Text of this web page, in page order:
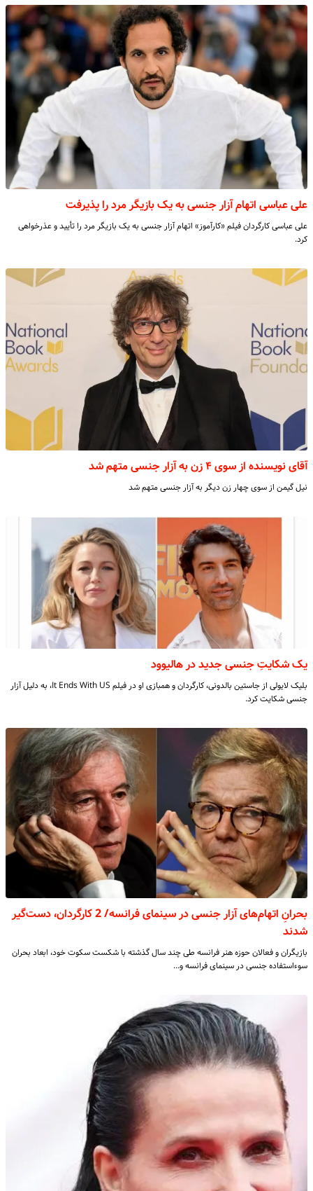
علی عباسی اتهام آزار جنسی به یک بازیگر مرد را پذیرفت
علی عباسی کارگردان فیلم «کارآموز» اتهام آزار جنسی به یک بازیگر مرد را تأیید و عذرخواهی
کرد.
آقای نویسنده از سوی ۴ زن به آزار جنسی متهم شد
نیل گیمن از سوی چهار زن دیگر به آزار جنسی متهم شد
یک شکایتِ جنسی جدید در هالیوود
بلیک لایولی از جاستین بالدونی، کارگردان و همبازی او در فیلم It Ends With US، به دلیل آزار
جنسی شکایت کرد.
بحرانِ اتهام‌های آزار جنسی در سینمای فرانسه/ 2 کارگردان، دست‌گیر
شدند
بازیگران و فعالان حوزه هنر فرانسه طی چند سال گذشته با شکست سکوت خود، ابعاد بحران
سوءاستفاده جنسی در سینمای فرانسه و…